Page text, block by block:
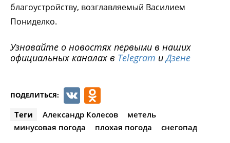
благоустройству, возглавляемый Василием
Пониделко.
Узнавайте о новостях первыми в наших
официальных каналах в Telegram иДзене
ПОДЕЛИТЬСЯ: VK
Теги Александр Колесов
метель
минусовая погода
плохая погода снегопад